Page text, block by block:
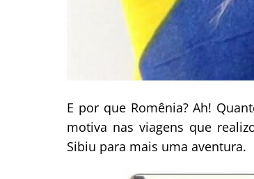
E por que Romênia? Ah!
motiva nas viagens que
Sibiu para mais uma aventura.